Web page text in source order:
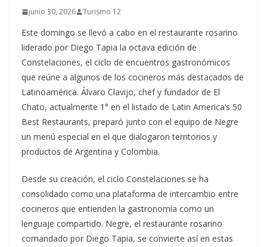
junio 30, 2026 Turismo 12
Este domingo se llevó a cabo en el restaurante rosarino
liderado por Diego Tapia la octava edición de
Constelaciones, el ciclo de encuentros gastronómicos
que reúne a algunos de los cocineros más destacados de
Latinoamérica. Álvaro Clavijo, chef y fundador de El
Chato, actualmente 1° en el listado de Latin America’s 50
Best Restaurants, preparó junto con el equipo de Negre
un menú especial en el que dialogaron territorios y
productos de Argentina y Colombia.
Desde su creación, el ciclo Constelaciones se ha
consolidado como una plataforma de intercambio entre
cocineros que entienden la gastronomía como un
lenguaje compartido. Negre, el restaurante rosarino
comandado por Diego Tapia, se convierte así en estas